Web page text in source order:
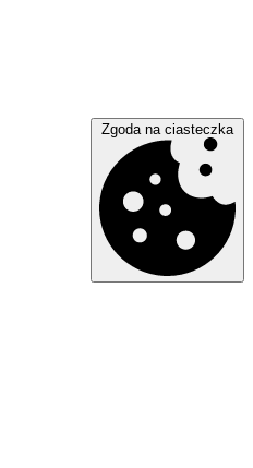
Zgoda na ciasteczka